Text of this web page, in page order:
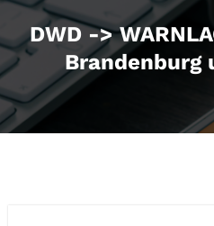
DWD ->
Brandenburg